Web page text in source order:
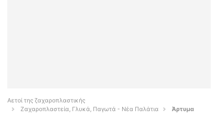
Αετοί της ζαχαροπλαστικής
Ζαχαροπλαστεία, Γλυκά, Παγωτά - Νέα Παλάτια
Άρτυμα